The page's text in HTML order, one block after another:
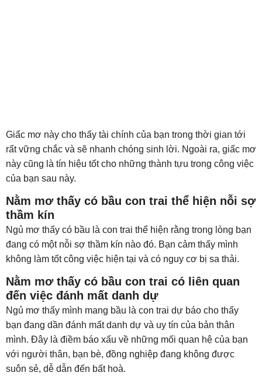
Giấc mơ này cho thấy tài chính của bạn trong thời gian tới
rất vững chắc và sẽ nhanh chóng sinh lời. Ngoài ra, giấc mơ
này cũng là tín hiệu tốt cho những thành tựu trong công việc
của bạn sau này.
Nằm mơ thấy có bầu con trai thể hiện nỗi sợ
thầm kín
Ngủ mơ thấy có bầu là con trai thể hiện rằng trong lòng bạn
đang có một nỗi sợ thầm kín nào đó. Bạn cảm thấy mình
không làm tốt công việc hiện tại và có nguy cơ bị sa thải.
Nằm mơ thấy có bầu con trai có liên quan
đến việc đánh mất danh dự
Ngủ mơ thấy mình mang bầu là con trai dự báo cho thấy
bạn đang dần đánh mất danh dự và uy tín của bản thân
mình. Đây là điềm báo xấu về những mối quan hệ của bạn
với người thân, bạn bè, đồng nghiệp đang không được
suôn sẻ, dễ dẫn đến bất hoà.